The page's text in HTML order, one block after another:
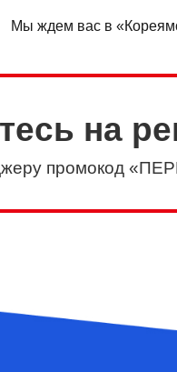
Мы ждем вас в
на
промокод